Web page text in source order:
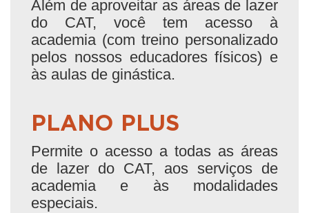
Além de aproveitar as áreas de lazer
do CAT, você tem acesso à
academia (com treino personalizado
pelos nossos educadores físicos) e
às aulas de ginástica.
PLANO PLUS
Permite o acesso a todas as áreas
de lazer do CAT, aos serviços de
academia e às modalidades
especiais.